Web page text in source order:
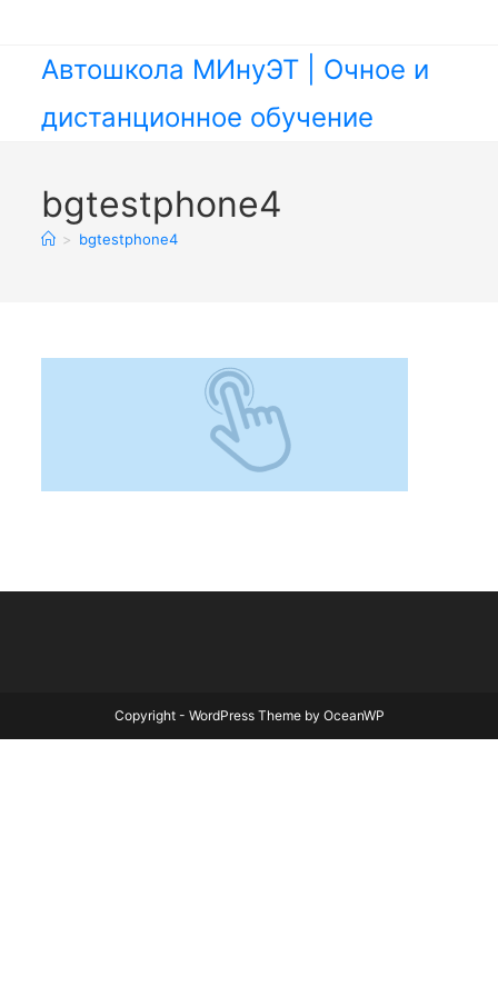
содержимому
Автошкола МИнуЭТ | Очное и
дистанционное обучение
bgtestphone4
> bgtestphone4
Copyright - WordPress Theme by OceanWP